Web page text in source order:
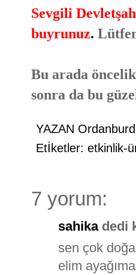
Sevgili
buyrunuz.
Bu arada
sonra da bu
YAZAN
Etİketler: etkinlik-
7 yorum:
sahikadedi
sen çok
elim